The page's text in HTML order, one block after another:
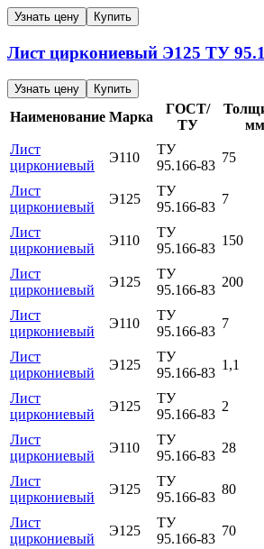
Узнать цену Купить
Лист циркониевый Э125 ТУ
Узнать цену Купить
Наименование Марка
ГОСТ/
ТУ
мм
Лист
циркониевый
Э110
ТУ
95.166-83
75
Лист
циркониевый
Э125
ТУ
95.166-83
7
Лист
циркониевый
Э110
ТУ
95.166-83
150
Лист
циркониевый
Э125
ТУ
95.166-83
200
Лист
циркониевый
Э110
ТУ
95.166-83
7
Лист
циркониевый
Э125
ТУ
95.166-83
1,1
Лист
циркониевый
Э125
ТУ
95.166-83
2
Лист
циркониевый
Э110
ТУ
95.166-83
28
Лист
циркониевый
Э125
ТУ
95.166-83
80
Лист
циркониевый
Э125
ТУ
95.166-83
70